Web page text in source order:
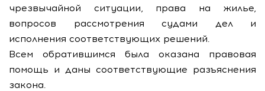
чрезвычайной ситуации, права на жилье,
вопросов рассмотрения судами дел и
исполнения соответствующих решений.
Всем обратившимся была оказана правовая
помощь и даны соответствующие разъяснения
закона.